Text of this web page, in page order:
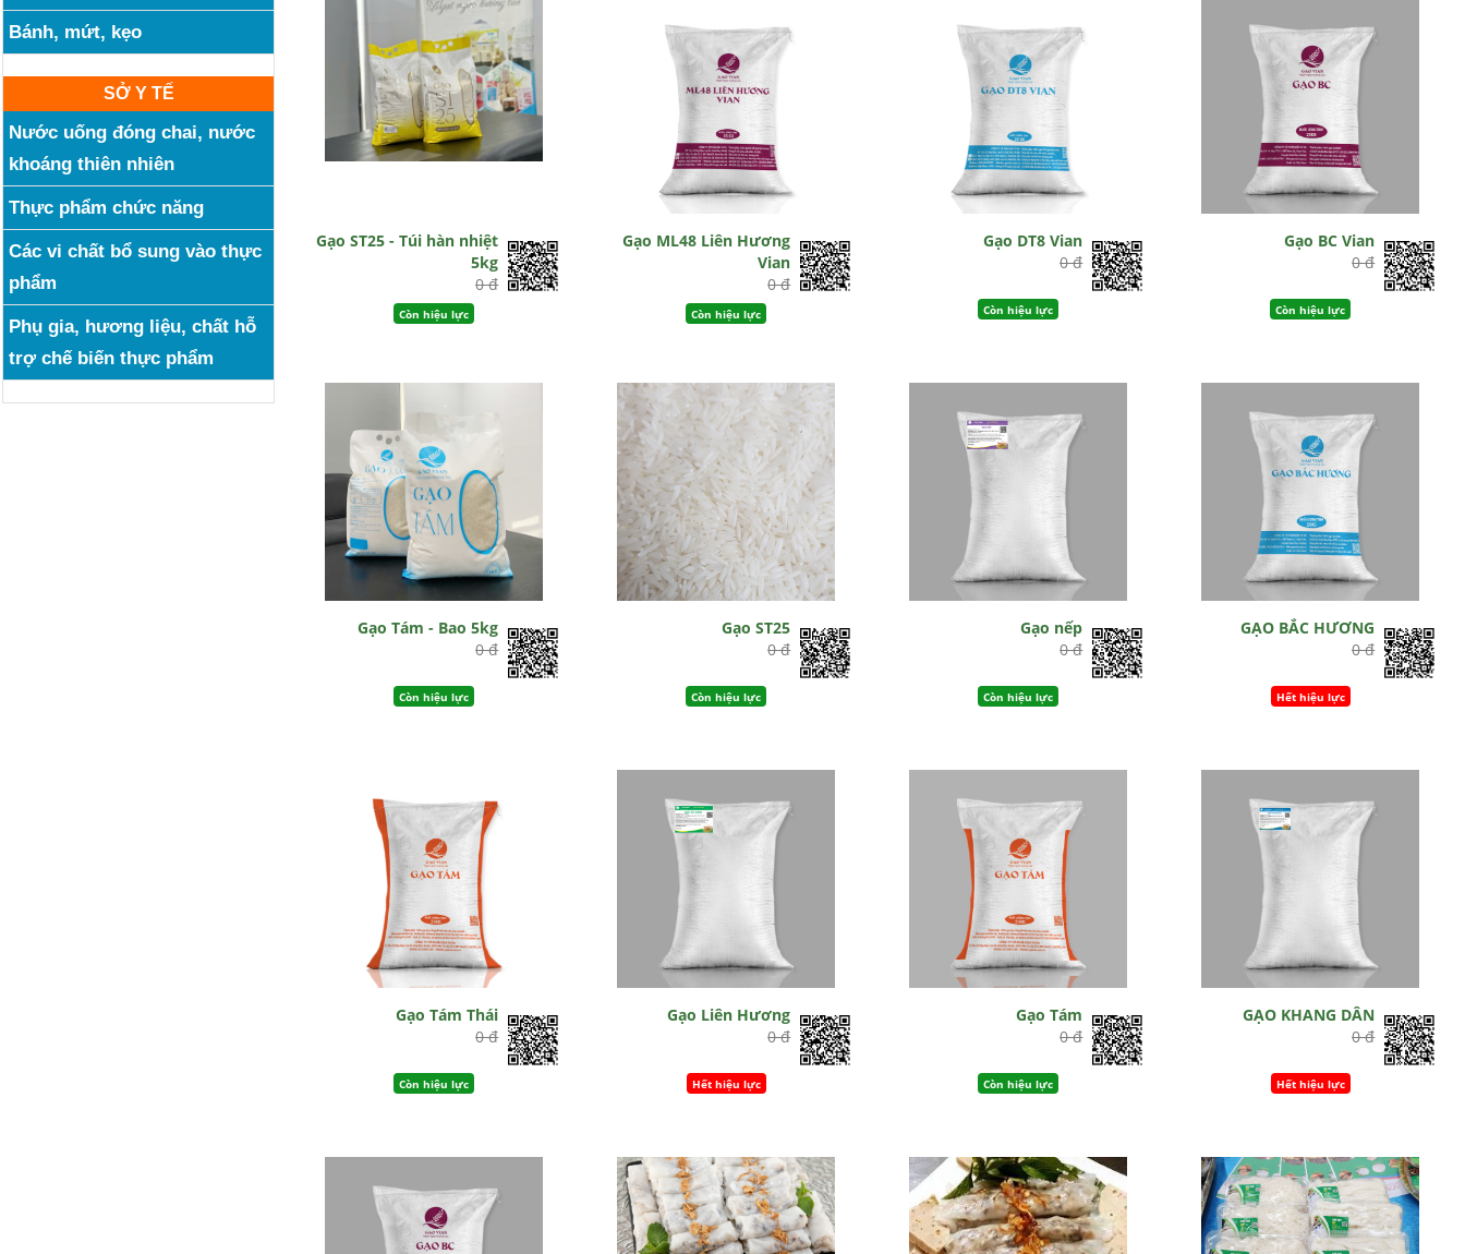
Bánh, mứt, kẹo
SỞ Y TẾ
Nước uống đóng chai, nước
khoáng thiên nhiên
Thực phẩm chức năng
Các vi chất bổ sung vào thực
phẩm
Phụ gia, hương liệu, chất hỗ
trợ chế biến thực phẩm
Gạo ST25 - Túi hàn nhiệt
5kg
0 đ
Còn hiệu lực
Gạo ML48 Liên Hương
Vian
0 đ
Còn hiệu lực
Gạo DT8 Vian
0 đ
Còn hiệu lực
Gạo BC Vian
0 đ
Còn hiệu lực
Gạo Tám - Bao 5kg
0 đ
Còn hiệu lực
Gạo ST25
0 đ
Còn hiệu lực
Gạo nếp
0 đ
Còn hiệu lực
GẠO BẮC HƯƠNG
0 đ
Hết hiệu lực
Gạo Tám Thái
0 đ
Còn hiệu lực
Gạo Liên Hương
0 đ
Hết hiệu lực
Gạo Tám
0 đ
Còn hiệu lực
GẠO KHANG DÂN
0 đ
Hết hiệu lực